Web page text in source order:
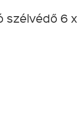
szélvédő 6